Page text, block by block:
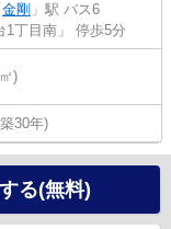
金剛 」駅 バス6
1丁目南」 停歩5分
)
30年)
る(無料)